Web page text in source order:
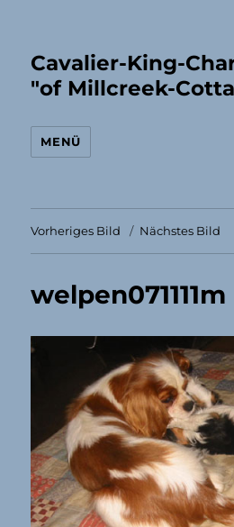
Cavalier-King-
"of Millcreek-
MENÜ
Vorheriges Bild Nächstes Bild
welpen071111m